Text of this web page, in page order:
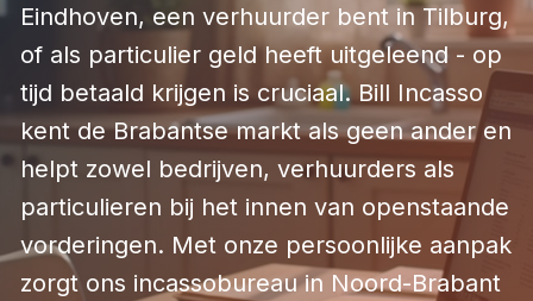
Eindhoven, een verhuurder bent in Tilburg,
of als particulier geld heeft uitgeleend - op
tijd betaald krijgen is cruciaal. Bill Incasso
kent de Brabantse markt als geen ander en
helpt zowel bedrijven, verhuurders als
particulieren bij het innen van openstaande
vorderingen. Met onze persoonlijke aanpak
zorgt ons incassobureau in Noord-Brabant